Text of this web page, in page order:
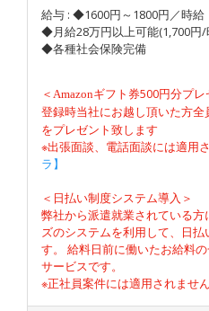
給与 : ◆1600円～1800円／時給
◆月給28万円以上可能(1,700円/
◆各種社会保険完備
＜ Amazonギフト券500円分プレ
登録時当社にお越し頂いた方全
をプレゼント致します
※出張面談、電話面談には適用
ラ】
＜日払い制度システム導入＞
弊社から派遣就業されている
ズのシステムを利用して、日
す。 給料日前に働いたお給料
サービスです。
※正社員案件には適用されません